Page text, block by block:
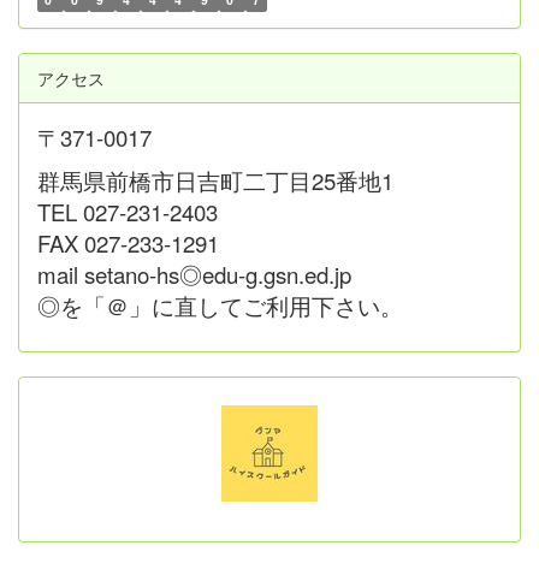
アクセス
〒371-0017
群馬県前橋市日吉町二丁目25番地1
TEL 027-231-2403
FAX 027-233-1291
mail setano-hs◎edu-g.gsn.ed.jp
◎を「＠」に直してご利用下さい。